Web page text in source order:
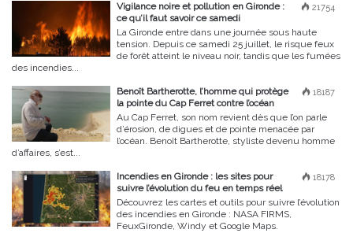
21754
Vigilance noire et pollution en Gironde :
ce qu’il faut savoir ce samedi
La Gironde entre dans une journée sous haute
tension. Depuis ce samedi 25 juillet, le risque feux
de forêt atteint le niveau noir, tandis que les fumées
des incendies...
18187
Benoît Bartherotte, l’homme qui protège
la pointe du Cap Ferret contre l’océan
Au Cap Ferret, son nom revient dès que l’on parle
d’érosion, de digues et de pointe menacée par
l’océan. Benoît Bartherotte, styliste devenu homme
d’affaires, s’est...
18178
Incendies en Gironde : les sites pour
suivre l’évolution du feu en temps réel
Découvrez les cartes et outils pour suivre l’évolution
des incendies en Gironde : NASA FIRMS,
FeuxGironde, Windy et Google Maps.